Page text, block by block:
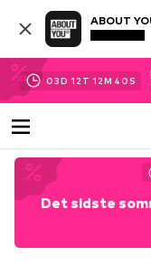
ABOUT
03D 12 T 12M 38 S
Det sidste